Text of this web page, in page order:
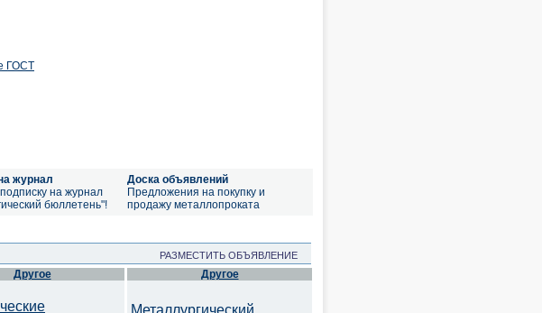
ГОСТ
журнал
на журнал
бюллетень"!
Доска объявлений
Предложения на покупку и
продажу металлопроката
РАЗМЕСТИТЬ ОБЪЯВЛЕНИЕ
Другое Другое
Металлургический